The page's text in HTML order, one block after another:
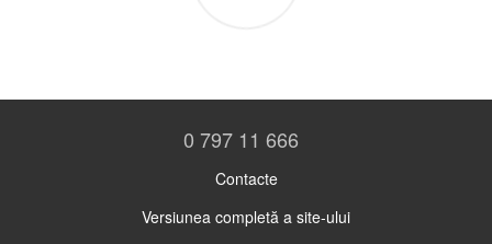
0 797 11 666
Contacte
Versiunea completă a site-ului